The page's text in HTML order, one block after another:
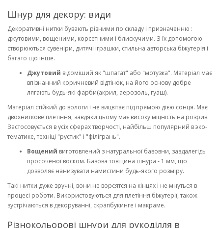
Шнур для декору: види
Декоративні нитки бувають різними по складу і призначенню :
джутовими, вощеними, корсетними і блискучими. З їх допомогою
створюються сувеніри, дитячі іграшки, стильна авторська біжутерія і
багато що інше.
Джутовий відоміший як "шпагат" або "мотузка". Матеріал має
впізнанний коричневий відтінок, на його основу добре
лягають будь-які фарби(акрил, аерозоль, гуаш).
Матеріал стійкий до вологи і не вицвітає під прямою дією сонця. Має
двохниткове плетіння, завдяки цьому має високу міцність на розрив.
Застосовується в усіх сферах творчості, найбільш популярний в эко-
тематике, техніці "рустик" і "філігрань".
Вощений виготовлений з натуральної бавовни, заздалегідь
просоченої воском. Базова товщина шнура - 1 мм, що
дозволяє нанизувати намистини будь-якого розміру.
Такі нитки дуже зручні, вони не ворсятся на кінцях і не мнуться в
процесі роботи. Використовуються для плетіння біжутерії, також
зустрічаються в декоруванні, скрапбукинге і макраме.
Різнокольорові шнури для рукоділля в